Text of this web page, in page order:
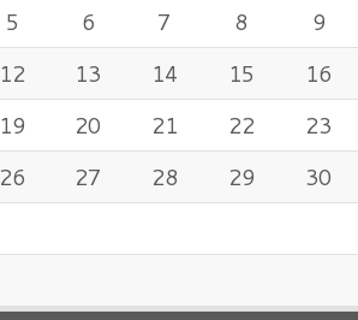
5 6 7 8
9
12 13 14 15
16
19 20 21 22
23
26 27 28 29
30